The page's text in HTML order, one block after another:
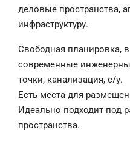
деловые пространства,
инфраструктуру.
Свободная планировка,
современные
точки, канализация, с/у.
Есть места для
Идеально подходит под
пространства.